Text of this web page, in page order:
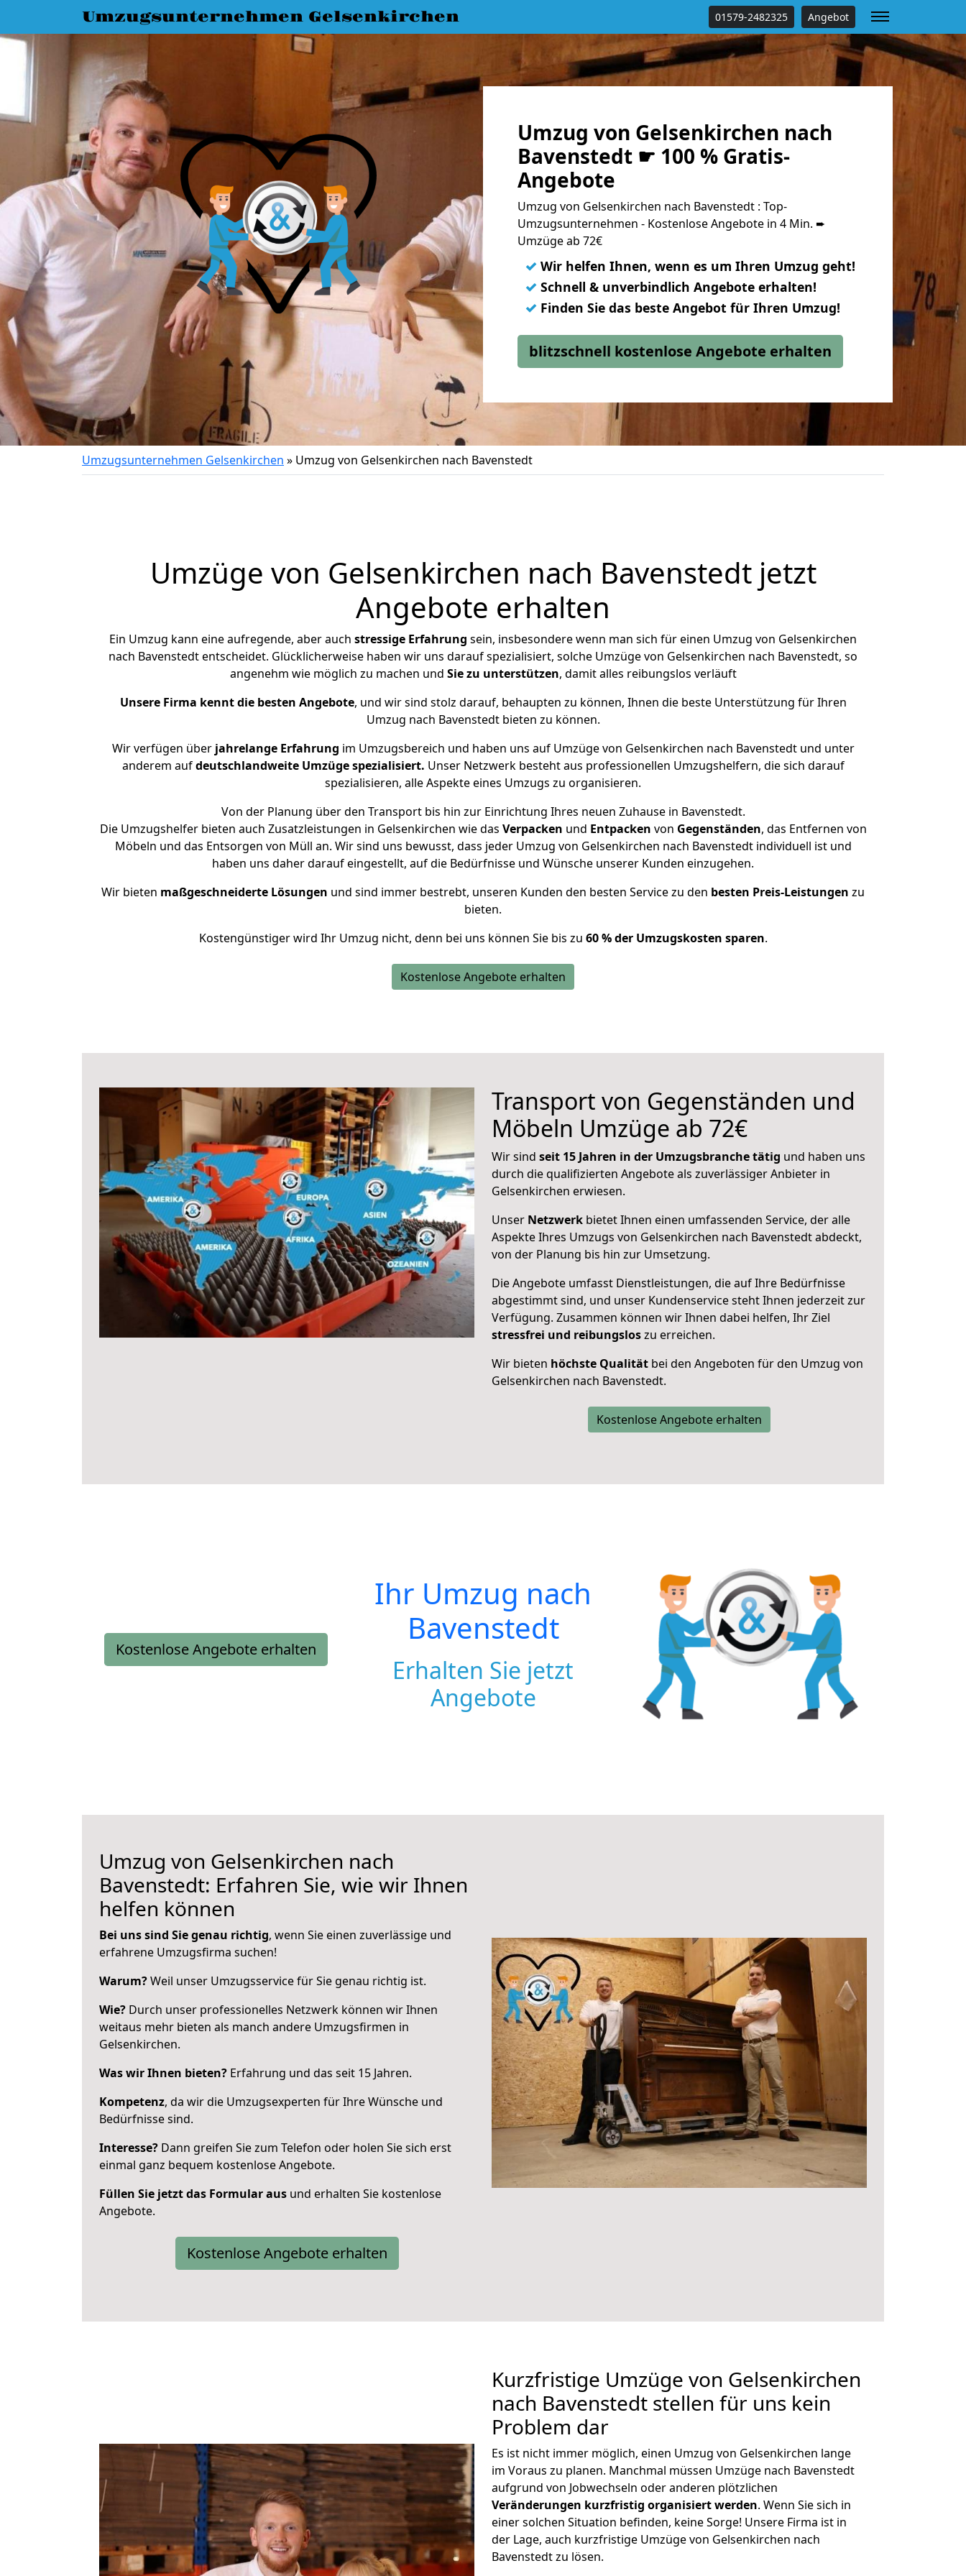
Umzugsunternehmen Gelsenkirchen 01579-2482325 Angebot
Umzug von Gelsenkirchen nach
Bavenstedt ☛ 100 % Gratis-
Angebote
Umzug von Gelsenkirchen nach Bavenstedt : Top-
Umzugsunternehmen - Kostenlose Angebote in 4 Min. ➨
Umzüge ab 72€
✓ Wir helfen Ihnen, wenn es um Ihren Umzug geht!
✓ Schnell & unverbindlich Angebote erhalten!
✓ Finden Sie das beste Angebot für Ihren Umzug!
blitzschnell kostenlose Angebote erhalten
Umzugsunternehmen Gelsenkirchen » Umzug von Gelsenkirchen nach Bavenstedt
Umzüge von Gelsenkirchen nach Bavenstedt jetzt
Angebote erhalten
Ein Umzug kann eine aufregende, aber auch stressige Erfahrung sein, insbesondere wenn man sich für einen Umzug von Gelsenkirchen
nach Bavenstedt entscheidet. Glücklicherweise haben wir uns darauf spezialisiert, solche Umzüge von Gelsenkirchen nach Bavenstedt, so
angenehm wie möglich zu machen und Sie zu unterstützen, damit alles reibungslos verläuft
Unsere Firma kennt die besten Angebote, und wir sind stolz darauf, behaupten zu können, Ihnen die beste Unterstützung für Ihren
Umzug nach Bavenstedt bieten zu können.
Wir verfügen überjahrelange Erfahrung im Umzugsbereich und haben uns auf Umzüge von Gelsenkirchen nach Bavenstedt und unter
anderem aufdeutschlandweite Umzüge spezialisiert. Unser Netzwerk besteht aus professionellen Umzugshelfern, die sich darauf
spezialisieren, alle Aspekte eines Umzugs zu organisieren.
Von der Planung über den Transport bis hin zur Einrichtung Ihres neuen Zuhause in Bavenstedt.
Die Umzugshelfer bieten auch Zusatzleistungen in Gelsenkirchen wie das Verpacken und Entpacken von Gegenständen, das Entfernen von
Möbeln und das Entsorgen von Müll an. Wir sind uns bewusst, dass jeder Umzug von Gelsenkirchen nach Bavenstedt individuell ist und
haben uns daher darauf eingestellt, auf die Bedürfnisse und Wünsche unserer Kunden einzugehen.
Wir bieten maßgeschneiderte Lösungen und sind immer bestrebt, unseren Kunden den besten Service zu den besten Preis-Leistungen zu
bieten.
Kostengünstiger wird Ihr Umzug nicht, denn bei uns können Sie bis zu 60 % der Umzugskosten sparen.
Kostenlose Angebote erhalten
Transport von Gegenständen und
Möbeln Umzüge ab 72€
Wir sind seit 15 Jahren in der Umzugsbranche tätig und haben uns
durch die qualifizierten Angebote als zuverlässiger Anbieter in
Gelsenkirchen erwiesen.
Unser Netzwerk bietet Ihnen einen umfassenden Service, der alle
Aspekte Ihres Umzugs von Gelsenkirchen nach Bavenstedt abdeckt,
von der Planung bis hin zur Umsetzung.
Die Angebote umfasst Dienstleistungen, die auf Ihre Bedürfnisse
abgestimmt sind, und unser Kundenservice steht Ihnen jederzeit zur
Verfügung. Zusammen können wir Ihnen dabei helfen, Ihr Ziel
stressfrei und reibungsloszu erreichen.
Wir bieten höchste Qualität bei den Angeboten für den Umzug von
Gelsenkirchen nach Bavenstedt.
Kostenlose Angebote erhalten
Kostenlose Angebote erhalten
Ihr Umzug nach
Bavenstedt
Erhalten Sie jetzt
Angebote
Umzug von Gelsenkirchen nach
Bavenstedt: Erfahren Sie, wie wir Ihnen
helfen können
Bei uns sind Sie genau richtig, wenn Sie einen zuverlässige und
erfahrene Umzugsfirma suchen!
Warum?Weil unser Umzugsservice für Sie genau richtig ist.
Wie? Durch unser professionelles Netzwerk können wir Ihnen
weitaus mehr bieten als manch andere Umzugsfirmen in
Gelsenkirchen.
Was wir Ihnen bieten? Erfahrung und das seit 15 Jahren.
Kompetenz, da wir die Umzugsexperten für Ihre Wünsche und
Bedürfnisse sind.
Interesse? Dann greifen Sie zum Telefon oder holen Sie sich erst
einmal ganz bequem kostenlose Angebote.
Füllen Sie jetzt das Formular aus und erhalten Sie kostenlose
Angebote.
Kostenlose Angebote erhalten
Kurzfristige Umzüge von Gelsenkirchen
nach Bavenstedt stellen für uns kein
Problem dar
Es ist nicht immer möglich, einen Umzug von Gelsenkirchen lange
im Voraus zu planen. Manchmal müssen Umzüge nach Bavenstedt
aufgrund von Jobwechseln oder anderen plötzlichen
Veränderungen kurzfristig organisiert werden. Wenn Sie sich in
einer solchen Situation befinden, keine Sorge! Unsere Firma ist in
der Lage, auch kurzfristige Umzüge von Gelsenkirchen nach
Bavenstedt zu lösen.